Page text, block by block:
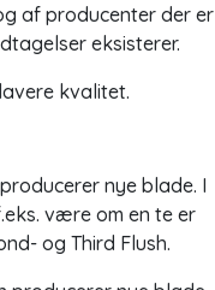
af producenter der er
eksisterer.
kvalitet.
nye blade. I
være om en te er
og Third Flush.